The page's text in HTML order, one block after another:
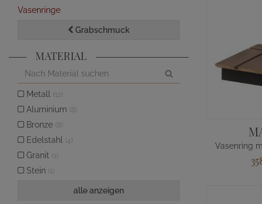
Vasenring
Vasenringe
Grabschmuck
MATERIAL
Metall (12)
Aluminium (8)
Bronze (8)
Edelstahl (4)
Granit (1)
Stein (1)
alle anzeigen